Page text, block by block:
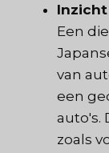
Een
van
een
auto's.
zoals